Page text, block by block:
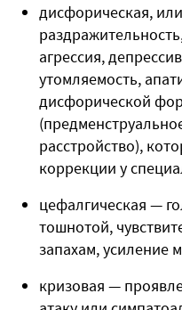
дисфорическая,
агрессия,
утомляемость,
дисфорической
расстройство),
коррекции у
цефалгическая —
тошнотой,
запахам, усиление
кризовая —